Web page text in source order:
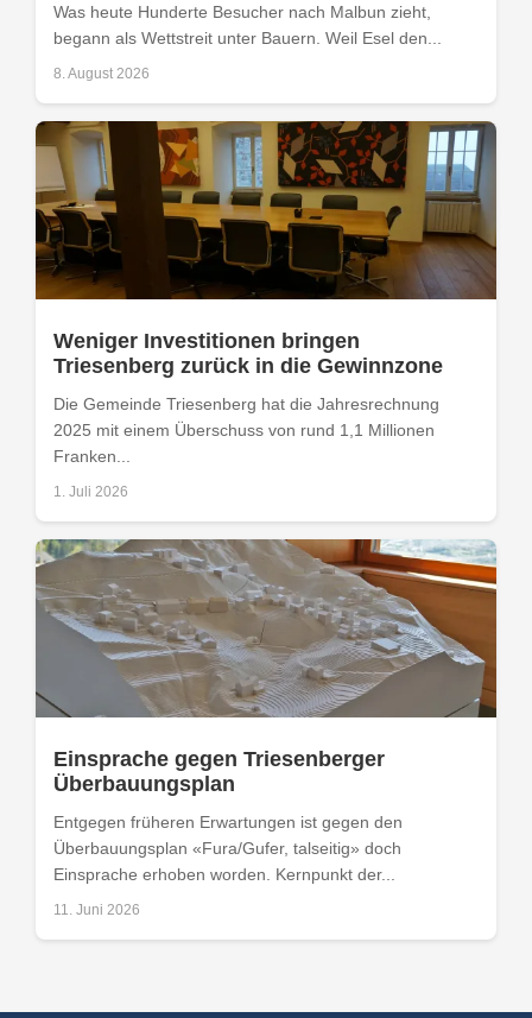
Was heute Hunderte Besucher nach Malbun zieht,
begann als Wettstreit unter Bauern. Weil Esel den...
8. August 2026
Weniger Investitionen bringen
Triesenberg zurück in die Gewinnzone
Die Gemeinde Triesenberg hat die Jahresrechnung
2025 mit einem Überschuss von rund 1,1 Millionen
Franken...
1. Juli 2026
Einsprache gegen Triesenberger
Überbauungsplan
Entgegen früheren Erwartungen ist gegen den
Überbauungsplan «Fura/Gufer, talseitig» doch
Einsprache erhoben worden. Kernpunkt der...
11. Juni 2026